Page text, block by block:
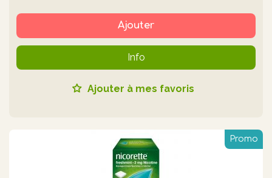
Ajouter
Info
Ajouter à mes favoris
Promo